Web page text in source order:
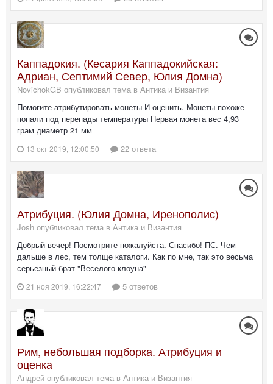
Каппадокия. (Кесария Каппадокийская:
Адриан, Септимий Север, Юлия Домна)
NovichokGB опубликовал тема в Антика и Византия
Помогите атрибутировать монеты И оценить. Монеты похоже
попали под перепады температуры Первая монета вес 4,93
грам диаметр 21 мм
13 окт 2019, 12:00:50 22 ответа
Атрибуция. (Юлия Домна, Иренополис)
Josh опубликовал тема в Антика и Византия
Добрый вечер! Посмотрите пожалуйста. Спасибо! ПС. Чем
дальше в лес, тем толще каталоги. Как по мне, так это весьма
серьезный брат "Веселого клоуна"
21 ноя 2019, 16:22:47 5 ответов
Рим, небольшая подборка. Атрибуция и
оценка
Андрей опубликовал тема в Антика и Византия